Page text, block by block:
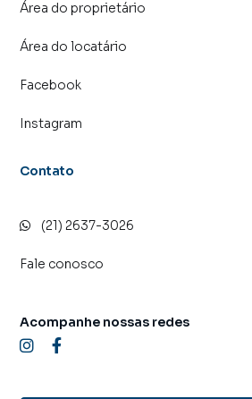
atendimento preparada para
Área do proprietário
Área do locatário
Facebook
Instagram
Contato
(21) 2637-3026
Fale conosco
Acompanhe nossas redes